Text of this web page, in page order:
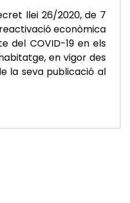
llei 26/2020, de 7
econòmica
del COVID-19 en els
en vigor des
la seva publicació al